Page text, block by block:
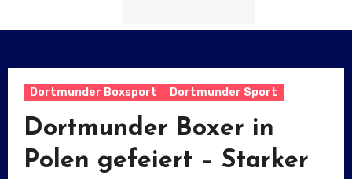
Dortmunder Boxsport Dortmunder Sport
Dortmunder Boxer in
Polen gefeiert – Starker